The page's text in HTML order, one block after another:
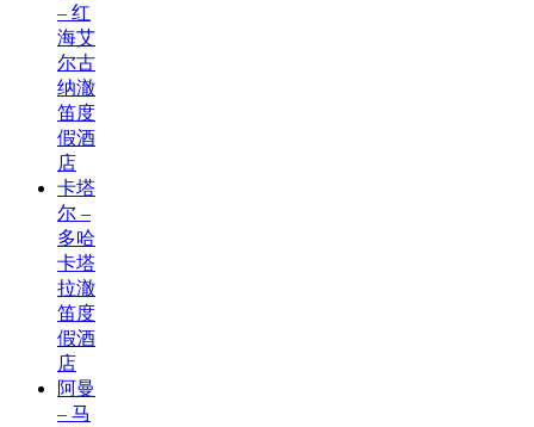
– 红
海艾
尔古
纳澈
笛度
假酒
店
卡塔
尔 –
多哈
卡塔
拉澈
笛度
假酒
店
阿曼
– 马